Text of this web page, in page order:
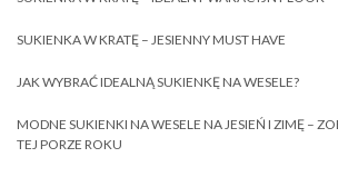
SUKIENKA W KRATĘ – JESIENNY MUST HAVE
JAK WYBRAĆ IDEALNĄ SUKIENKĘ NA WESELE?
MODNE SUKIENKI NA WESELE NA JESIEŃ I ZIMĘ –
TEJ PORZE ROKU